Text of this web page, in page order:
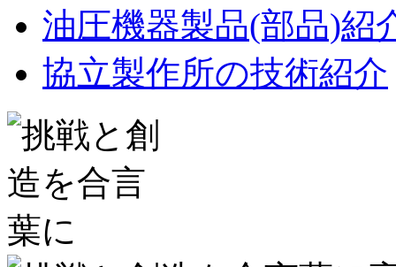
油圧機器製品(部品)紹
協立製作所の技術紹介